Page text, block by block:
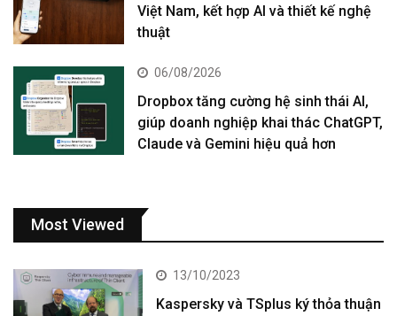
Việt Nam, kết hợp AI và thiết kế nghệ
thuật
06/08/2026
Dropbox tăng cường hệ sinh thái AI,
giúp doanh nghiệp khai thác ChatGPT,
Claude và Gemini hiệu quả hơn
Most Viewed
13/10/2023
Kaspersky và TSplus ký thỏa thuận